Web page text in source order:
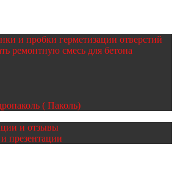
и пробки герметизации отверстий
ремонтную смесь для бетона
( Паколь)
и отзывы
презентации